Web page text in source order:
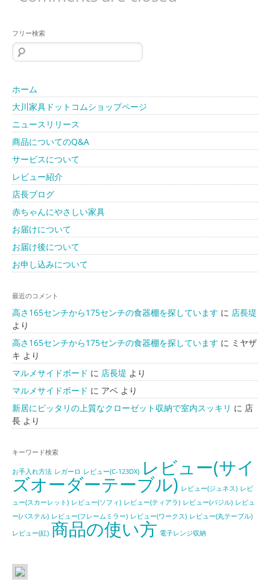
フリー検索
検
索:
ホーム
大川家具ドットコムショップページ
ニュースリリース
商品についてのQ&A
サービスについて
レビュー紹介
店長ブログ
赤ちゃんにやさしい家具
お届けについて
お届け後について
お申し込みについて
最近のコメント
高さ165センチから175センチの食器棚を探しています に 店長堤
より
高さ165センチから175センチの食器棚を探しています に ミヤザ
キ より
マルメサイドボード に 店長堤 より
マルメサイドボード に アベ より
新居にピッタリの上質なクローゼット収納で室内スッキリ に 店
長 より
キーワード検索
お手入れ方法 レガーロ レビュー(C-123DX) レビュー(サイ
ズオーダーテーブル) レビュー(ジュネス) レビ
ュー(スカーレット) レビュー(ソフィ) レビュー(ティアラ) レビュー(バジル) レビュ
ー(パステル) レビュー(フレームミラー) レビュー(ワークス) レビュー(丸テーブル)
レビュー(紅) 商品の使い方 電子レンジ収納